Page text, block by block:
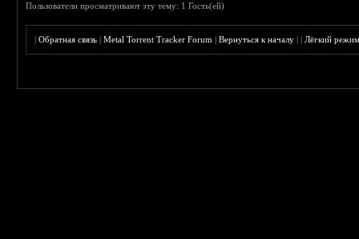
Пользователи просматривают эту тему: 1 Гость(ей)
|Обратная связь |Metal Torrent Tracker Forum |Вернуться к началу ||Лёгкий